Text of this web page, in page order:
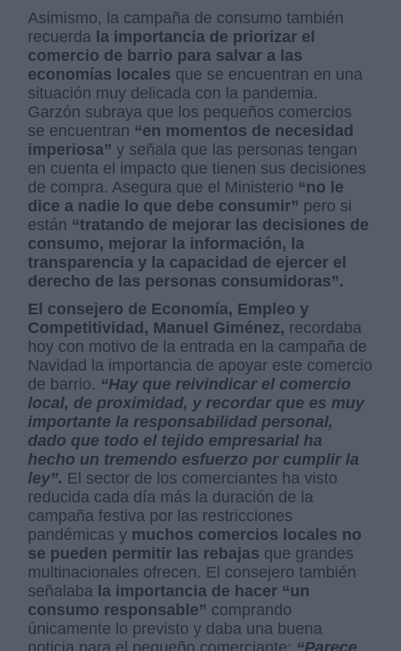
Asimismo, la campaña de consumo también
recuerda la importancia de priorizar el
comercio de barrio para salvar a las
economías locales que se encuentran en una
situación muy delicada con la pandemia.
Garzón subraya que los pequeños comercios
se encuentran “en momentos de necesidad
imperiosa” y señala que las personas tengan
en cuenta el impacto que tienen sus decisiones
de compra. Asegura que el Ministerio “no le
dice a nadie lo que debe consumir” pero si
están “tratando de mejorar las decisiones de
consumo, mejorar la información, la
transparencia y la capacidad de ejercer el
derecho de las personas consumidoras”.
El consejero de Economía, Empleo y
Competitividad, Manuel Giménez, recordaba
hoy con motivo de la entrada en la campaña de
Navidad la importancia de apoyar este comercio
de barrio. “Hay que reivindicar el comercio
local, de proximidad, y recordar que es muy
importante la responsabilidad personal,
dado que todo el tejido empresarial ha
hecho un tremendo esfuerzo por cumplir la
ley”. El sector de los comerciantes ha visto
reducida cada día más la duración de la
campaña festiva por las restricciones
pandémicas y muchos comercios locales no
se pueden permitir las rebajas que grandes
multinacionales ofrecen. El consejero también
señalaba la importancia de hacer “un
consumo responsable” comprando
únicamente lo previsto y daba una buena
noticia para el pequeño comerciante: “Parece